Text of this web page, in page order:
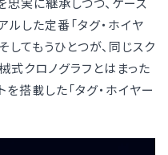
ルした定番「タグ・ホイヤ
してもうひとつが、同じスク
式クロノグラフとはまった
搭載した「タグ・ホイヤー